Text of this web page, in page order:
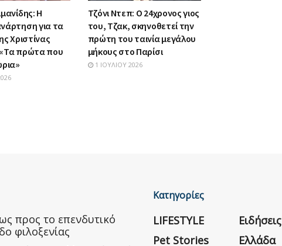
Η
για τα
Χριστίνας
πρώτα που
Τζόνι Ντεπ: Ο 24χρονος γιος
του, Τζακ, σκηνοθετεί την
πρώτη του ταινία μεγάλου
μήκους στο Παρίσι
1 ΙΟΥΛΊΟΥ 2026
προς το επενδυτικό
φιλοξενίας
Κατηγορίες
LIFESTYLE
Pet Stories
Ειδήσεις
Ελλάδα